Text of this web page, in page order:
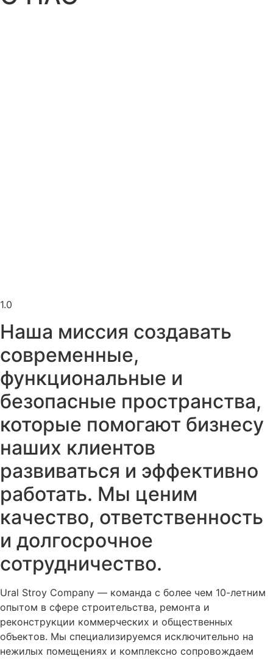
1.0
Наша миссия создавать
современные,
функциональные и
безопасные пространства,
которые помогают бизнесу
наших клиентов
развиваться и эффективно
работать. Мы ценим
качество, ответственность
и долгосрочное
сотрудничество.
Ural Stroy Company — команда с более чем 10-летним
опытом в сфере строительства, ремонта и
реконструкции коммерческих и общественных
объектов. Мы специализируемся исключительно на
нежилых помещениях и комплексно сопровождаем